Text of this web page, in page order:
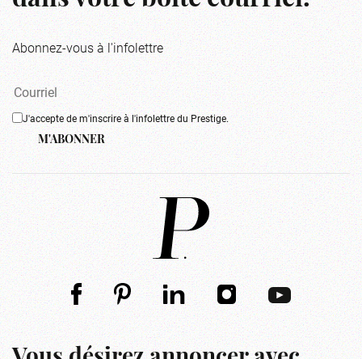
Abonnez-vous à l'infolettre
J'accepte de m'inscrire à l'infolettre du Prestige.
M'ABONNER